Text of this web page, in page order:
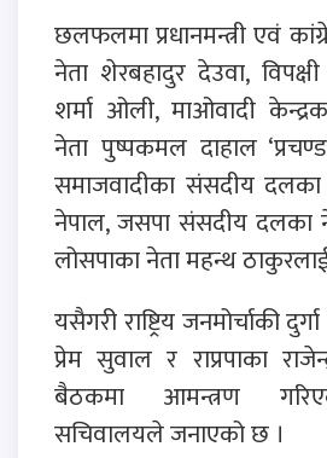
छलफलमा प्रधानमन्त्री एवं
नेता शेरबहादुर देउवा,
शर्मा ओली, माओवादी
नेता पुष्पकमल दाहाल
समाजवादीका संसदीय
नेपाल, जसपा संसदीय दलका
लोसपाका नेता महन्थ
यसैगरी राष्ट्रिय जनमोर्चाकी
प्रेम सुवाल र राप्रपाका
बैठकमा आमन्त्रण
सचिवालयले जनाएको छ ।